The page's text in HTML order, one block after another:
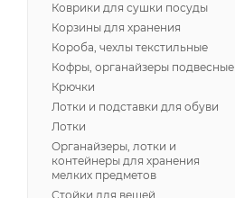
Коврики для сушки посуды
Корзины для хранения
Короба, чехлы текстильные
Кофры, органайзеры подвесные
Крючки
Лотки и подставки для обуви
Лотки
Органайзеры, лотки и
контейнеры для хранения
мелких предметов
Стойки для вещей